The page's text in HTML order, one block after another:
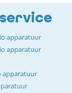
apparatuur
apparatuur
apparatuur